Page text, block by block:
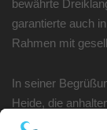
bewährte
garantierte auch
Rahmen mit
In seiner
Heide, die
insgesamt 30